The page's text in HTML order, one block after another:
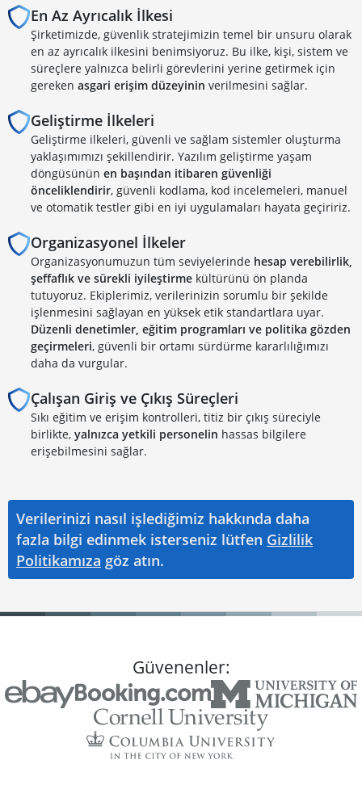
En Az Ayrıcalık İlkesi
Şirketimizde, güvenlik stratejimizin temel bir unsuru olarak
en az ayrıcalık ilkesini benimsiyoruz. Bu ilke, kişi, sistem ve
süreçlere yalnızca belirli görevlerini yerine getirmek için
gereken asgari erişim düzeyinin verilmesini sağlar.
Geliştirme İlkeleri
Geliştirme ilkeleri, güvenli ve sağlam sistemler oluşturma
yaklaşımımızı şekillendirir. Yazılım geliştirme yaşam
döngüsünün en başından itibaren güvenliği
önceliklendirir, güvenli kodlama, kod incelemeleri, manuel
ve otomatik testler gibi en iyi uygulamaları hayata geçiririz.
Organizasyonel İlkeler
Organizasyonumuzun tüm seviyelerinde hesap verebilirlik,
şeffaflık ve sürekli iyileştirme kültürünü ön planda
tutuyoruz. Ekiplerimiz, verilerinizin sorumlu bir şekilde
işlenmesini sağlayan en yüksek etik standartlara uyar.
Düzenli denetimler, eğitim programları ve politika gözden
geçirmeleri, güvenli bir ortamı sürdürme kararlılığımızı
daha da vurgular.
Çalışan Giriş ve Çıkış Süreçleri
Sıkı eğitim ve erişim kontrolleri, titiz bir çıkış süreciyle
birlikte, yalnızca yetkili personelin hassas bilgilere
erişebilmesini sağlar.
Verilerinizi nasıl işlediğimiz hakkında daha
fazla bilgi edinmek isterseniz lütfen Gizlilik
Politikamıza göz atın.
Güvenenler: